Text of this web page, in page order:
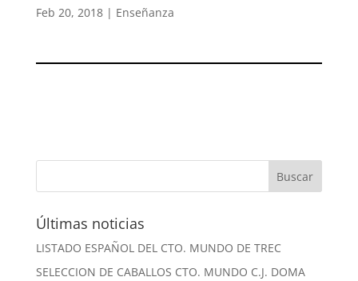
Feb 20, 2018| Enseñanza
Últimas noticias
LISTADO ESPAÑOL DEL CTO. MUNDO DE TREC
SELECCION DE CABALLOS CTO. MUNDO C.J. DOMA